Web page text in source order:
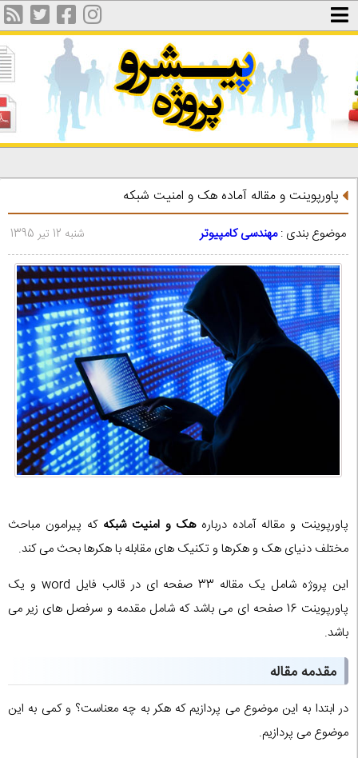
پاورپوینت و مقاله آماده هک و امنیت شبکه
موضوع بندی :مهندسی کامپیوتر شنبه 12 تیر 1395
پاورپوینت و مقاله آماده درباره هک و امنیت شبکهکه پیرامون مباحث
مختلف دنیای هک و هکرها و تکنیک های مقابله با هکرها بحث می کند.
این پروژه شامل یک مقاله 33 صفحه ای در قالب فایل word و یک
پاورپوینت 16 صفحه ای می باشد که شامل مقدمه و سرفصل های زیر می
باشد.
مقدمه مقاله
در ابتدا به این موضوع می پردازیم که هکر به چه معناست؟ و کمی به این
موضوع می پردازیم.